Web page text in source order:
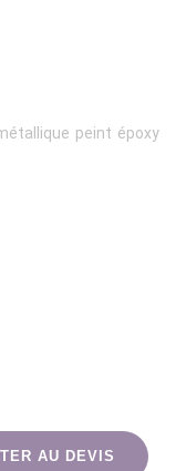
peint époxy
AU DEVIS